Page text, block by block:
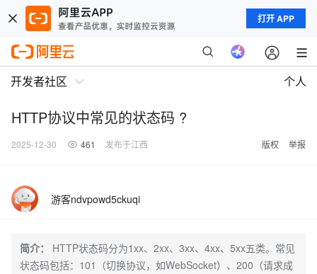
打开 APP
开发者社区 个人
HTTP协议中常见的状态码 ?
2025-12-30 461 发布于江西 版权 举报
游客ndvpowd5ckuqi
简介：
HTTP状态码分为1xx、2xx、3xx、4xx、5xx五类。常见
状态码包括：101（切换协议，如WebSocket）、200（请求成